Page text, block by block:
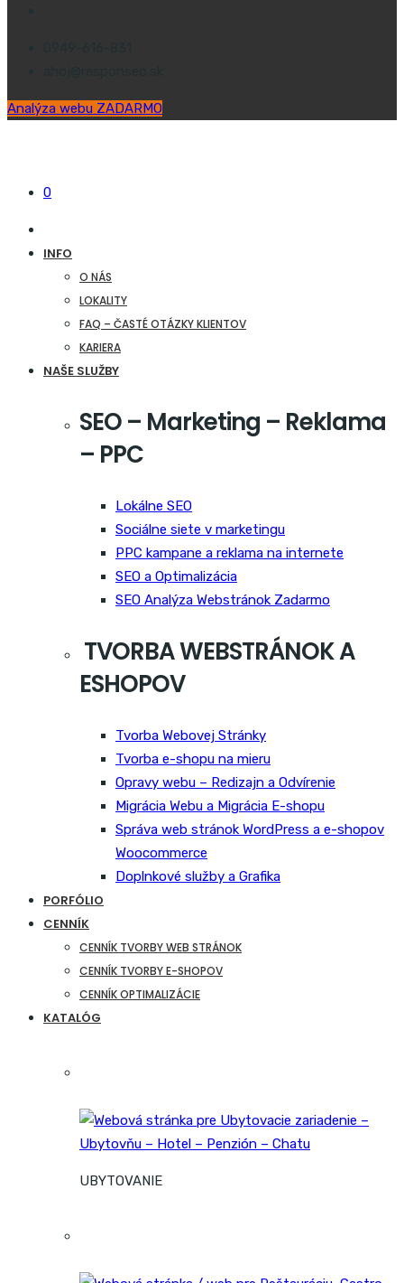
Analýza webu ZADARMO
0
INFO
O NÁS
LOKALITY
FAQ – ČASTÉ OTÁZKY KLIENTOV
KARIERA
NAŠE SLUŽBY
SEO – Marketing – Reklama
– PPC
Lokálne SEO
Sociálne siete v marketingu
PPC kampane a reklama na internete
SEO a Optimalizácia
SEO Analýza Webstránok Zadarmo
TVORBA WEBSTRÁNOK A
ESHOPOV
Tvorba Webovej Stránky
Tvorba e-shopu na mieru
Opravy webu – Redizajn a Odvírenie
Migrácia Webu a Migrácia E-shopu
Správa web stránok WordPress a e-shopov
Woocommerce
Doplnkové služby a Grafika
PORFÓLIO
CENNÍK
CENNÍK TVORBY WEB STRÁNOK
CENNÍK TVORBY E-SHOPOV
CENNÍK OPTIMALIZÁCIE
KATALÓG
UBYTOVANIE